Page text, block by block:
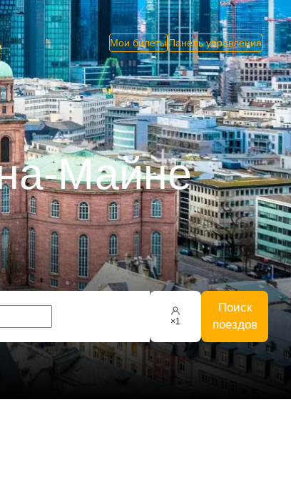
Мои билетыПанель управления
Майне
×1
Поиск
поездов